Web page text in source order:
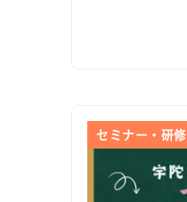
セミナー・研修